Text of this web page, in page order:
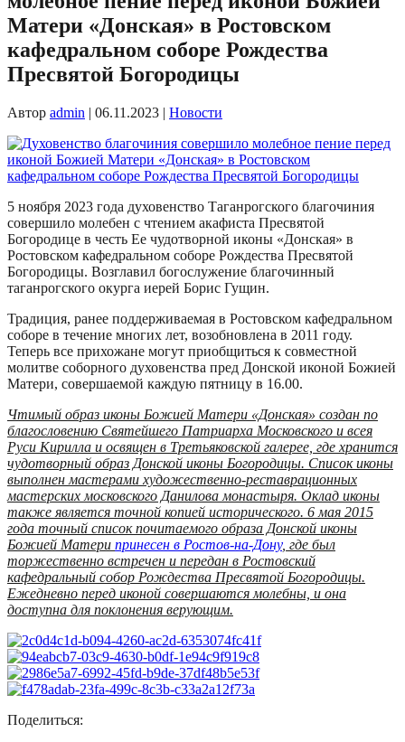
Матери «Донская» в Ростовском
кафедральном соборе Рождества
Пресвятой Богородицы
Автор admin | 06.11.2023 | Новости
5 ноября 2023 года духовенство Таганрогского благочиния
совершило молебен с чтением акафиста Пресвятой
Богородице в честь Ее чудотворной иконы «Донская» в
Ростовском кафедральном соборе Рождества Пресвятой
Богородицы. Возглавил богослужение благочинный
таганрогского окурга иерей Борис Гущин.
Традиция, ранее поддерживаемая в Ростовском кафедральном
соборе в течение многих лет, возобновлена в 2011 году.
Теперь все прихожане могут приобщиться к совместной
молитве соборного духовенства пред Донской иконой Божией
Матери, совершаемой каждую пятницу в 16.00.
Чтимый образ иконы Божией Матери «Донская» создан по
благословению Святейшего Патриарха Московского и всея
Руси Кирилла и освящен в Третьяковской галерее, где хранится
чудотворный образ Донской иконы Богородицы. Список иконы
выполнен мастерами художественно-реставрационных
мастерских московского Данилова монастыря. Оклад иконы
также является точной копией исторического. 6 мая 2015
года точный список почитаемого образа Донской иконы
Божией Матери принесен в Ростов-на-Дону, где был
торжественно встречен и передан в Ростовский
кафедральный собор Рождества Пресвятой Богородицы.
Ежедневно перед иконой совершаются молебны, и она
доступна для поклонения верующим.
Поделиться: